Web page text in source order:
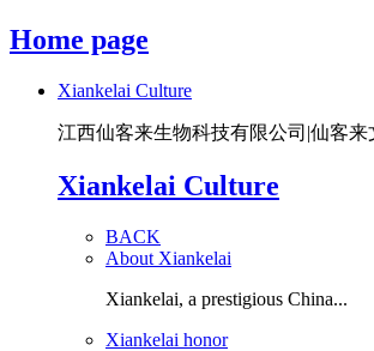
Home page
Xiankelai Culture
江西仙客来生物科技有限公司|仙客来
Xiankelai Culture
BACK
About Xiankelai
Xiankelai, a prestigious China...
Xiankelai honor